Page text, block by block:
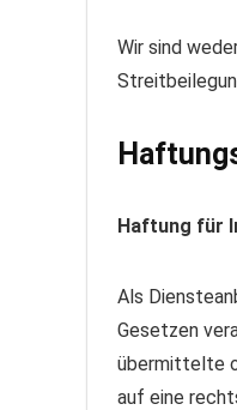
Wir sind
Haftung für
Als
Gesetzen
übermittelte
auf eine